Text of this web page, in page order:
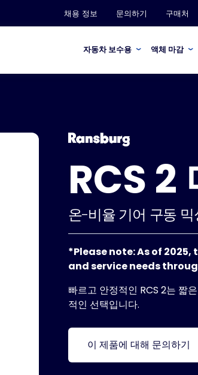
채용 정보 문의하기 구매처
자동차 보수용 액체 마감
RCS 2
온-비율 기어 구동
*Please note: As of
and service needs
빠르고 안정적인 RCS 2는 짧
적인 선택입니다.
이 제품에 대해 문의하기